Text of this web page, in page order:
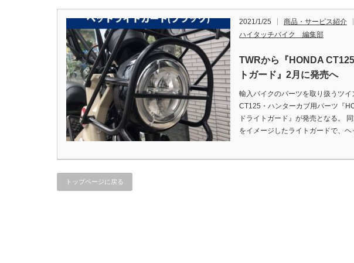
2021/1/25
商品・サービス紹介
ハイタッチバイク 編集部
TWRから『HONDA
トガード』2月に発売へ
輸入バイクのパーツを取り扱うツイ
CT125・ハンターカブ用パーツ『
ドライトガード』が発売となる。
をイメージしたライトガードで、
トップページに戻る